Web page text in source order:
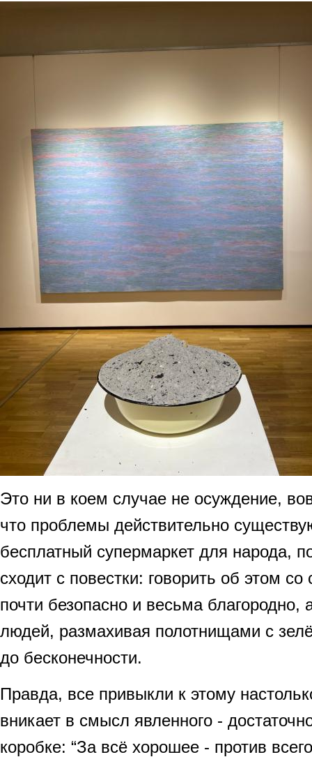
Это ни в коем случае не осуждение,
что проблемы действительно
бесплатный супермаркет для народа,
сходит с повестки: говорить об этом со
почти безопасно и весьма благородно,
людей, размахивая полотнищами с
до бесконечности.
Правда, все привыкли к этому
вникает в смысл явленного -
коробке: “За всё хорошее - против